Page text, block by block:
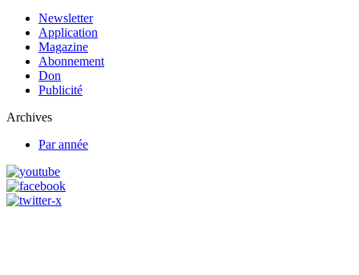
Newsletter
Application
Magazine
Abonnement
Don
Publicité
Archives
Par année